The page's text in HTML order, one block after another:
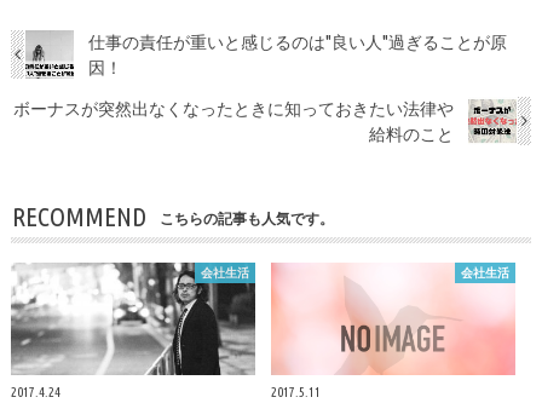
仕事の責任が重いと感じるのは"良い人"過ぎることが原
因！
ボーナスが突然出なくなったときに知っておきたい法律や
給料のこと
RECOMMEND こちらの記事も人気です。
会社生活
2017.4.24
会社生活
2017.5.11